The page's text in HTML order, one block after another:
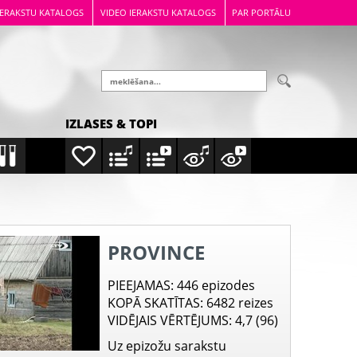
KATALOGS VIDEO IERAKSTU KATALOGS PAR PORTĀLU
IZLASES & TOPI
PROVINCE
PIEEJAMAS: 446 epizodes
KOPĀ SKATĪTAS: 6482 reizes
VIDĒJAIS VĒRTĒJUMS: 4,7 (96)
Uz epizožu sarakstu